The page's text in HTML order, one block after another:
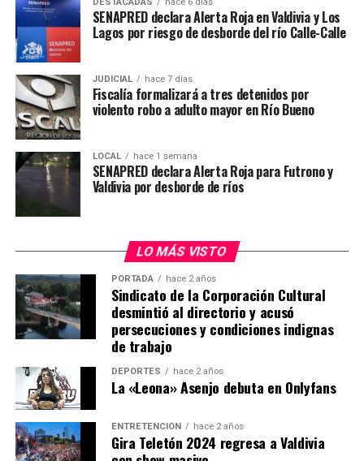
prisión preventiva para dos de los cinco imputados,
mientras continúan las diligencias investigativas para
establecer la participación de cada uno de los detenidos
y esclarecer la totalidad de los hechos.
Desde Carabineros destacaron que este procedimiento
forma parte del trabajo coordinado con el Ministerio
Público para enfrentar el crimen organizado y el tráfico
de drogas, reforzando la seguridad de la comunidad y la
prevención de delitos asociados al narcotráfico.
SENAPRED declara Alerta Roja en Valdivia y Los
Lagos por riesgo de desborde del río Calle-Calle
JUDICIAL hace 7 días
Fiscalía formalizará a tres detenidos por
violento robo a adulto mayor en Río Bueno
LOCAL hace 1 semana
SENAPRED declara Alerta Roja para Futrono y
Valdivia por desborde de ríos
LO MÁS VISTO
PORTADA hace 2 años
Sindicato de la Corporación Cultural
desmintió al directorio y acusó
persecuciones y condiciones indignas
de trabajo
DEPORTES hace 2 años
La «Leona» Asenjo debuta en Onlyfans
ENTRETENCIÓN hace 2 años
Gira Teletón 2024 regresa a Valdivia